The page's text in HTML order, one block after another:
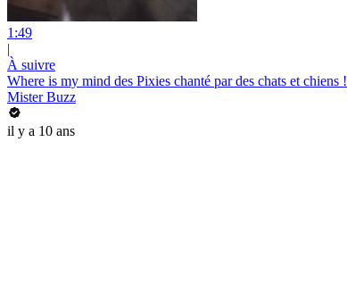
1:49
|
À suivre
Where is my mind des Pixies chanté par des chats et chiens !
Mister Buzz
il y a 10 ans